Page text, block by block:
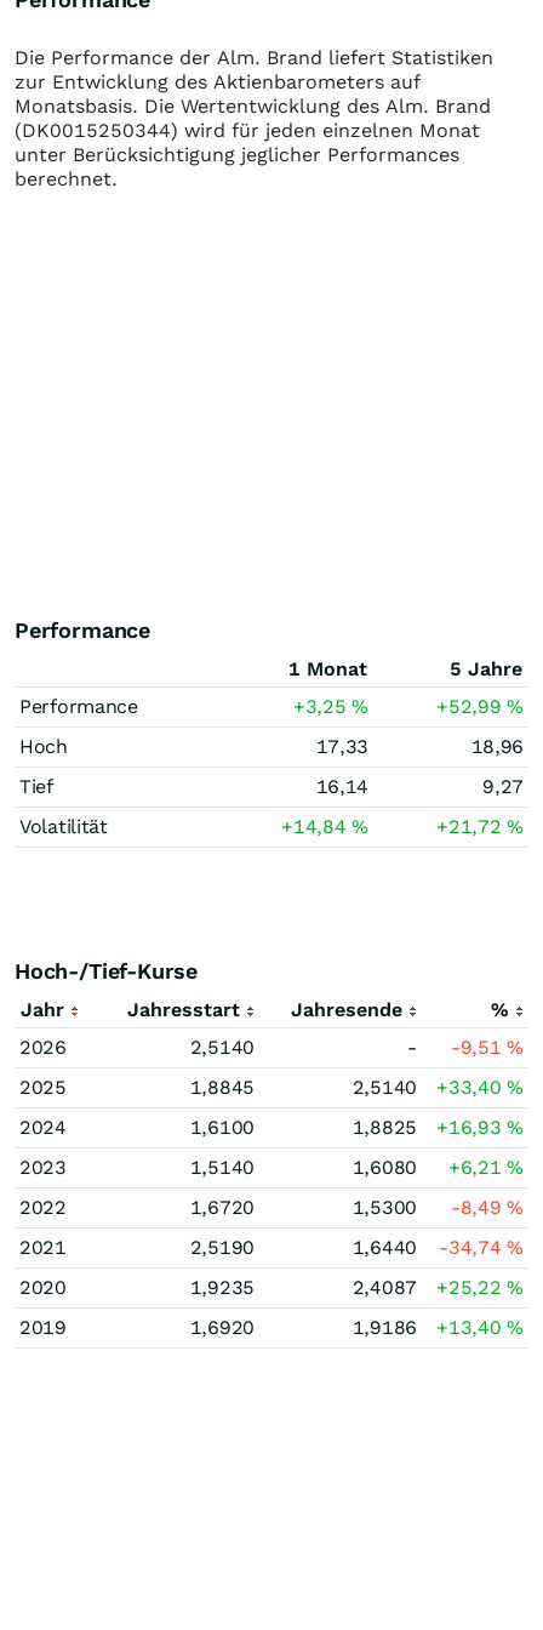
Die Performance der Alm. Brand liefert Statistiken
zur Entwicklung des Aktienbarometers auf
Monatsbasis. Die Wertentwicklung des Alm. Brand
(DK0015250344) wird für jeden einzelnen Monat
unter Berücksichtigung jeglicher Performances
berechnet.
Performance
1 Monat
5 Jahre
Performance
+3,25% +52,99%
Hoch
17,33
18,96
Tief
16,14
9,27
Volatilität
+14,84% +21,72%
Hoch-/Tief-Kurse
Jahr Jahresstart Jahresende
%
2026
2,5140 - -9,51%
2025
1,8845 2,5140 +33,40%
2024
1,6100 1,8825 +16,93%
2023
1,5140 1,6080 +6,21%
2022
1,6720 1,5300 -8,49%
2021
2,5190 1,6440 -34,74%
2020
1,9235 2,4087 +25,22%
2019
1,6920 1,9186 +13,40%